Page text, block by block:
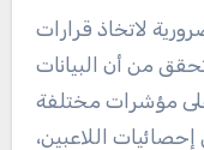
لاتخاذ قرارات
من أن البيانات
مؤشرات مختلفة
اللاعبين،